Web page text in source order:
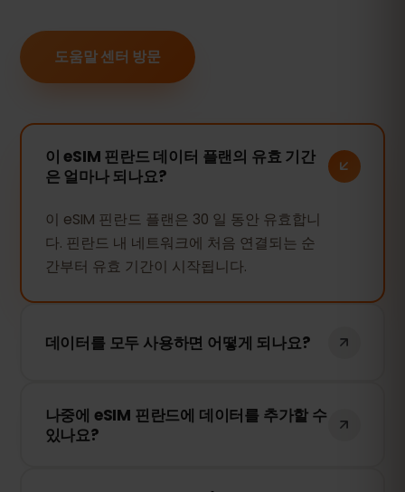
도움말 센터 방문
이 eSIM 핀란드 데이터 플랜의 유효 기간
은 얼마나 되나요?
이 eSIM 핀란드 플랜은 30 일 동안 유효합니
다. 핀란드 내 네트워크에 처음 연결되는 순
간부터 유효 기간이 시작됩니다.
데이터를 모두 사용하면 어떻게 되나요?
됩니다. eSIMFOX 대시보드에서 간편하게 추
가 데이터를 구매하여 계속 사용할 수 있습
나중에 eSIM 핀란드에 데이터를 추가할 수
있나요?